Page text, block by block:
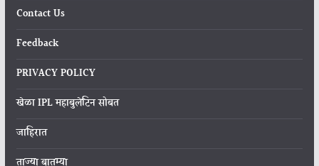
Contact Us
Feedback
PRIVACY POLICY
खेळा IPL महाबुलेटिन सोबत
जाहिरात